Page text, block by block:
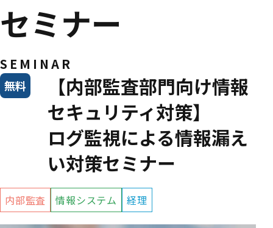
セミナー
SEMINAR
【内部監査部門向け情報
セキュリティ対策】
ログ監視による情報漏え
い対策セミナー
無料
内部監査 情報システム 経理